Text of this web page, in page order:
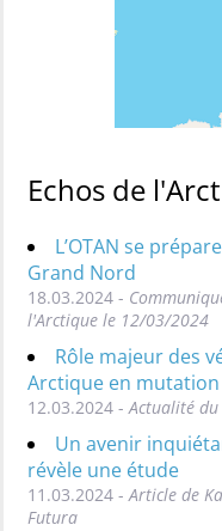
Echos de
L’OTAN se
Grand Nord
18.03.2024 -
l'Arctique le 12/03/2024
Rôle majeur des
Arctique en mutation
12.03.2024 - Actualité du
Un avenir
révèle une étude
11.03.2024 - Article de
Futura